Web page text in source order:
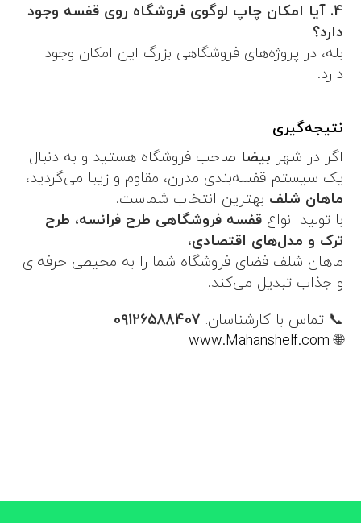
4. آیا امکان چاپ لوگوی فروشگاه روی قفسه وجود
دارد؟
بله، در پروژه‌های فروشگاهی بزرگ این امکان وجود
دارد.
نتیجه‌گیری
اگر در شهر بیضا صاحب فروشگاه هستید و به دنبال
یک سیستم قفسه‌بندی مدرن، مقاوم و زیبا می‌گردید،
ماهان شلف بهترین انتخاب شماست.
با تولید انواعقفسه فروشگاهی طرح فرانسه، طرح
ترک و مدل‌های اقتصادی،
ماهان شلف فضای فروشگاه شما را به محیطی حرفه‌ای
و جذاب تبدیل می‌کند.
📞 تماس با کارشناسان: 09126588407
🌐
www.Mahanshelf.com